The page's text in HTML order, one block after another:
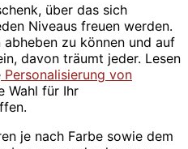
über das sich
Niveaus freuen werden.
zu können und auf
davon träumt jeder. Lesen
Personalisierung von
Wahl für Ihr
je nach Farbe sowie dem